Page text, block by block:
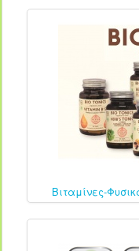
Βιταμίνες-